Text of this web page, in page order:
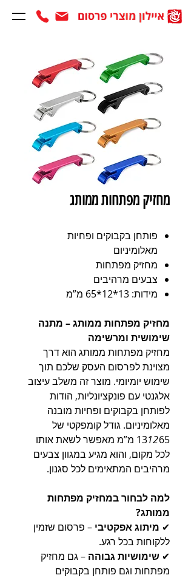
מחזיק מפתחות ממותג
פותחן בקבוקים ופחיות
מאלומיניום
מחזיק מפתחות
צבעים מרהיבים
מידות: 13*12*65 מ”מ
מחזיק מפתחות ממותג – מתנה
שימושית ומרשימה
מחזיק מפתחות ממותג הוא דרך
מצוינת לפרסום העסק שלכם תוך
שימוש יומיומי. מוצר זה משלב עיצוב
אלגנטי עם פונקציונליות, הודות
לפותחן בקבוקים ופחיות מובנה
מאלומיניום. גודל קומפקטי של
1312
65 מ”מ מאפשר לשאת אותו
לכל מקום, והוא מגיע במגוון צבעים
מרהיבים המתאימים לכל סגנון.
למה לבחור במחזיק מפתחות
ממותג?
✔ מיתוג אפקטיבי – פרסום שזמין
ללקוחות בכל רגע.
✔ שימושיות גבוהה – גם מחזיק
מפתחות וגם פותחן בקבוקים